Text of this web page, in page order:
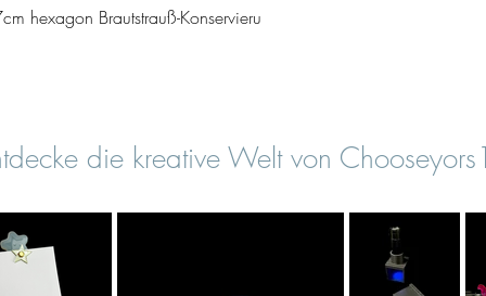
Vista rapida
hexagon Brautstrauß-Konservieru
die kreative Welt von